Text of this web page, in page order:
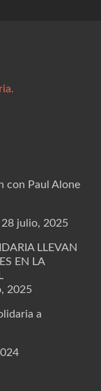
con Paul Alone
28 julio, 2025
LLEVAN
EN LA
2025
a